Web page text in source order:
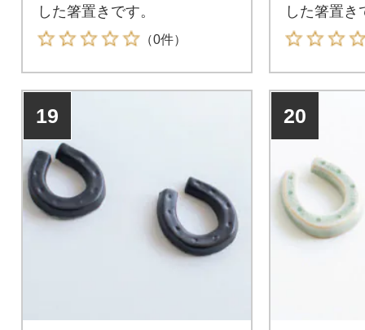
した箸置きです。
（0件）
した箸置き
19 20